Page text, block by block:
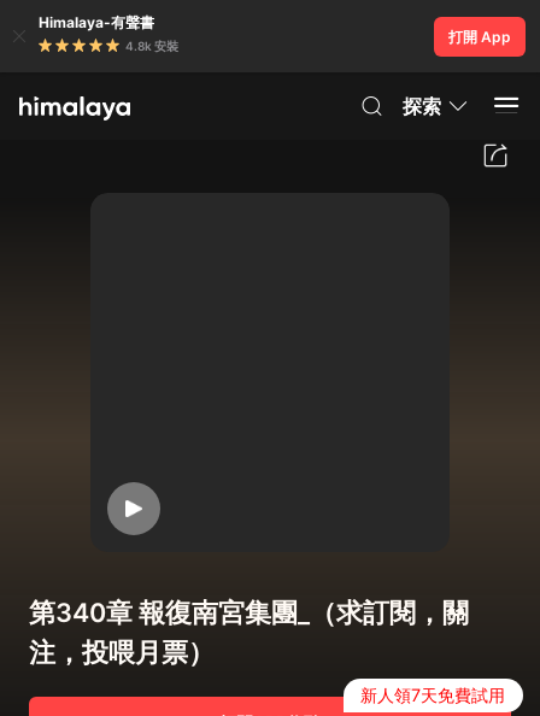
Himalaya-有聲書
4.8k 安裝
打開 App
探索
第340章 報復南宮集團_（求訂閱，關
注，投喂月票）
新人領7天免費試用